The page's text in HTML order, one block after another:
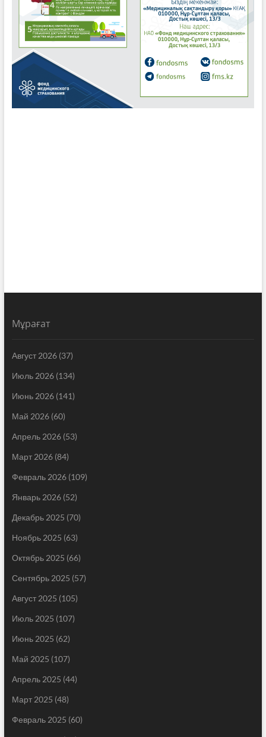
Мұрағат
Август 2026(37)
Июль 2026(134)
Июнь 2026(141)
Май 2026(60)
Апрель 2026(53)
Март 2026(84)
Февраль 2026(109)
Январь 2026(52)
Декабрь 2025 (70)
Ноябрь 2025 (63)
Октябрь 2025 (66)
Сентябрь 2025 (57)
Август 2025 (105)
Июль 2025 (107)
Июнь 2025 (62)
Май 2025 (107)
Апрель 2025 (44)
Март 2025 (48)
Февраль 2025 (60)